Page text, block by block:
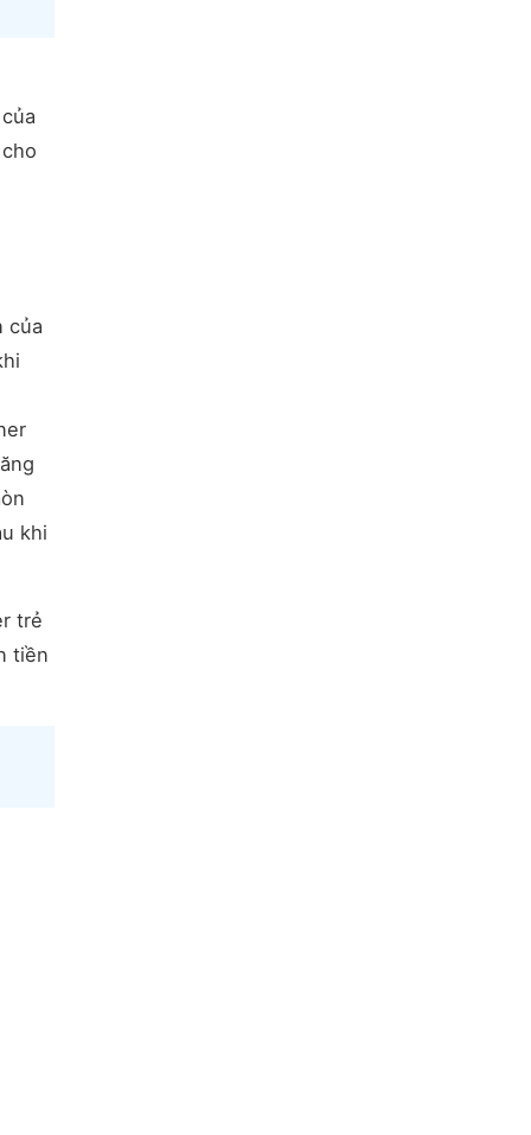
của
khi
trẻ
tiền